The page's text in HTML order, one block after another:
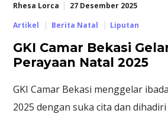
Rhesa Lorca
27 Desember 2025
Artikel
Berita Natal Liputan
GKI Camar Bekasi
Perayaan Natal 2025
GKI Camar Bekasi menggelar
2025 dengan suka cita dan